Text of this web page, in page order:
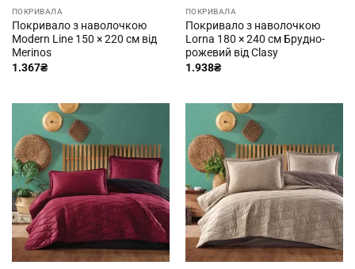
ПОКРИВАЛА
Покривало з наволочкою
Modern Line 150 × 220 см від
Merinos
1.367₴
ПОКРИВАЛА
Покривало з наволочкою
Lorna 180 × 240 см Брудно-
рожевий від Clasy
1.938₴